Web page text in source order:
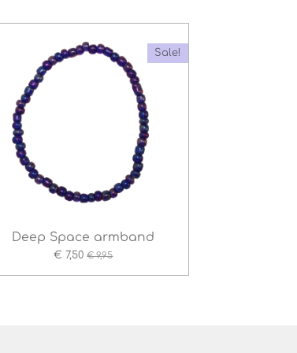
Sale!
Deep Space armband
€ 7,50 € 9,95